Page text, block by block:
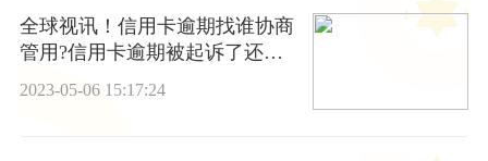
全球视讯！信用卡逾期找谁协商
管用?信用卡逾期被起诉了还能
2023-05-06 15:17:24